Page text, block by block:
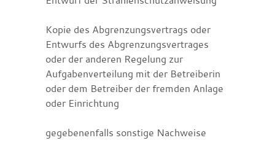
Kopie des Abgrenzungsvertrags oder
Entwurfs des Abgrenzungsvertrages
oder der anderen Regelung zur
Aufgabenverteilung mit der Betreiberin
oder dem Betreiber der fremden Anlage
oder Einrichtung
gegebenenfalls sonstige Nachweise